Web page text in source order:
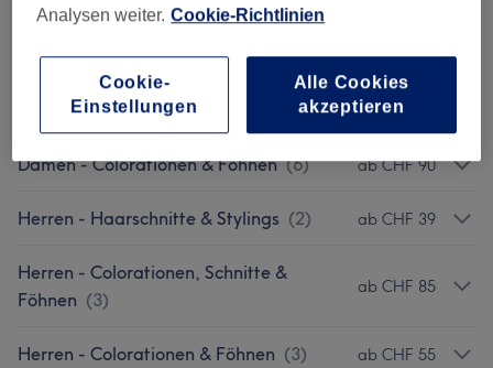
Damen - Haarschnitte & Stylings (8)
Damen - Colorationen, Schnitte &
Föhnen (6)
ab CHF 125
Damen - Colorationen & Föhnen (6) ab CHF 90
Herren - Haarschnitte & Stylings (2) ab CHF 39
Herren - Colorationen, Schnitte &
Föhnen (3)
ab CHF 85
Herren - Colorationen & Föhnen (3) ab CHF 55
Analysen weiter. Cookie-Richtlinien
Alle Cookies
akzeptieren
Cookie-
Einstellungen